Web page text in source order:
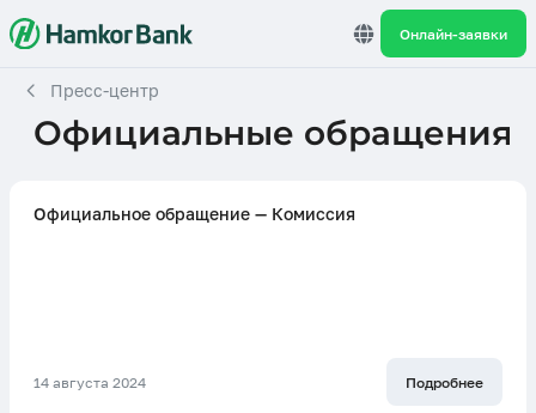
Онлайн-заявки
Пресс-центр
Официальные обращения
Официальное обращение — Комиссия
14 августа 2024 Подробнее